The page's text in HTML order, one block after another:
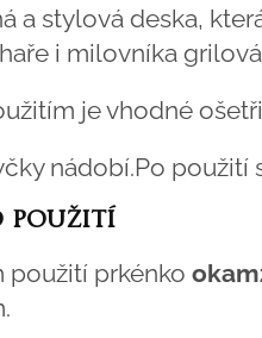
a stylová deska,
i milovníka
je vhodné
nádobí.Po
použití
použití prkénko